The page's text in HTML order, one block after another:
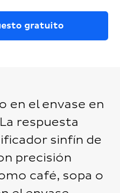
gratuito
en el envase en
respuesta
sinfín de
precisión
café, sopa o